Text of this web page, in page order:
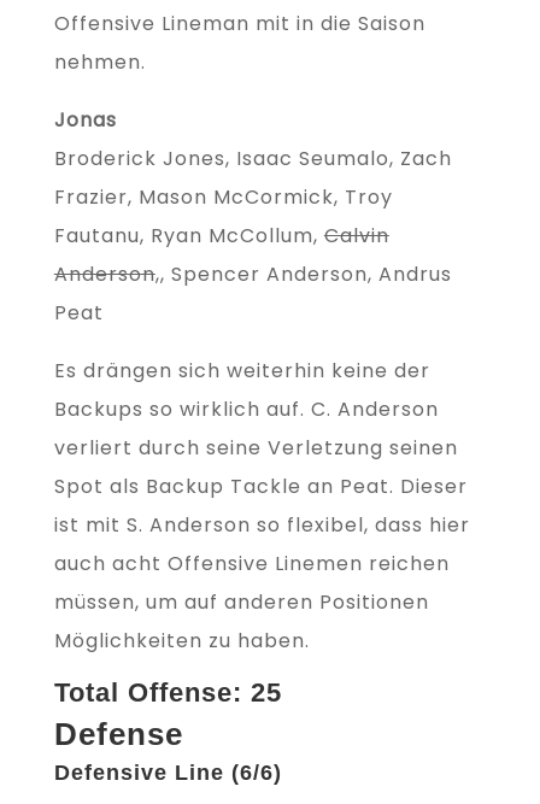
Offensive Lineman mit in die Saison
nehmen.
Jonas
Broderick Jones, Isaac Seumalo, Zach
Frazier, Mason McCormick, Troy
Fautanu, Ryan McCollum,Calvin
Anderson,, Spencer Anderson, Andrus
Peat
Es drängen sich weiterhin keine der
Backups so wirklich auf. C. Anderson
verliert durch seine Verletzung seinen
Spot als Backup Tackle an Peat. Dieser
ist mit S. Anderson so flexibel, dass hier
auch acht Offensive Linemen reichen
müssen, um auf anderen Positionen
Möglichkeiten zu haben.
Total Offense: 25
Defense
Defensive Line (6/6)